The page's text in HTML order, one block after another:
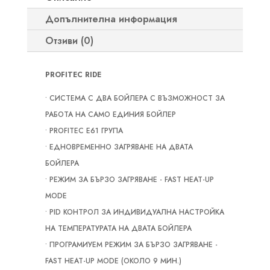
Допълнителна информация
Отзиви (0)
PROFITEC RIDE
• СИСТЕМА С ДВА БОЙЛЕРА С ВЪЗМОЖНОСТ ЗА
РАБОТА НА САМО ЕДИНИЯ БОЙЛЕР
• PROFITEC Е61 ГРУПА
• ЕДНОВРЕМЕННО ЗАГРЯВАНЕ НА ДВАТА
БОЙЛЕРА
• РЕЖИМ ЗА БЪРЗО ЗАГРЯВАНЕ - FAST HEAT-UP
MODE
• PID КОНТРОЛ ЗА ИНДИВИДУАЛНА НАСТРОЙКА
НА ТЕМПЕРАТУРАТА НА ДВАТА БОЙЛЕРА
• ПРОГРАМИУЕМ РЕЖИМ ЗА БЪРЗО ЗАГРЯВАНЕ -
FAST HEAT-UP MODE (ОКОЛО 9 МИН.)